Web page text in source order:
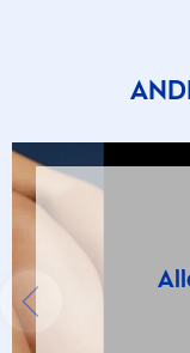
Tockene
Vegan